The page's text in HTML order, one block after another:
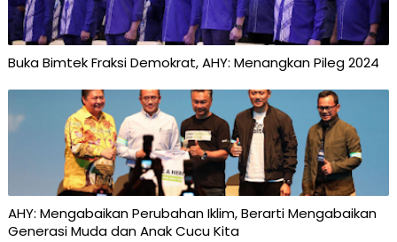
Buka Bimtek Fraksi Demokrat, AHY: Menangkan Pileg 2024
AHY: Mengabaikan Perubahan Iklim, Berarti Mengabaikan
Generasi Muda dan Anak Cucu Kita